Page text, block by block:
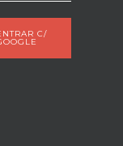
C/